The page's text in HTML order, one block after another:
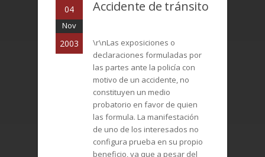
04
Nov
2003
Accidente de tránsito
\r\nLas exposiciones o
declaraciones formuladas por
las partes ante la policía con
motivo de un accidente, no
constituyen un medio
probatorio en favor de quien
las formula. La manifestación
de uno de los interesados no
configura prueba en su propio
beneficio, ya que a pesar del